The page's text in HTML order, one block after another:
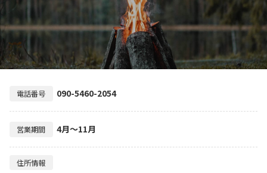
電話番号 090-5460-2054
営業期間 4月～11月
住所情報